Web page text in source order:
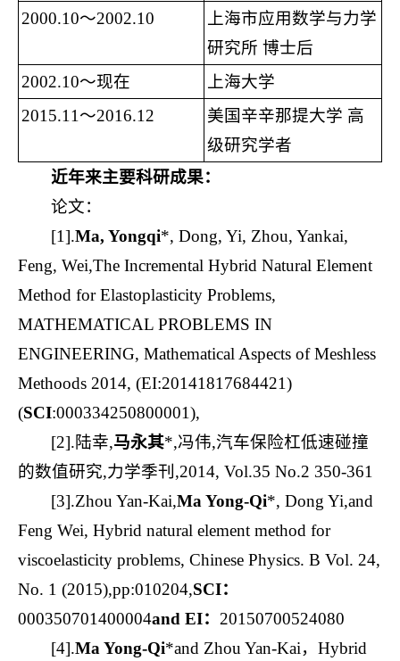
2000.10～2002.10
上海市应用数学与力学
研究所 博士后
2002.10～现在
上海大学
2015.11～2016.12
美国辛辛那提大学 高
级研究学者
近年来主要科研成果：
论文：
[1].Ma, Yongqi*, Dong, Yi, Zhou, Yankai,
Feng, Wei,The Incremental Hybrid Natural Element
Method for Elastoplasticity Problems,
MATHEMATICAL PROBLEMS IN
ENGINEERING, Mathematical Aspects of Meshless
Methoods 2014, (EI:20141817684421)
(SCI:000334250800001),
[2].陆幸,马永其*,冯伟,汽车保险杠低速碰撞
的数值研究,力学季刊,2014, Vol.35 No.2 350-361
[3].Zhou Yan-Kai,Ma Yong-Qi*, Dong Yi,and
Feng Wei, Hybrid natural element method for
viscoelasticity problems, Chinese Physics. B Vol. 24,
No. 1 (2015),pp:010204,SCI：
000350701400004and EI： 20150700524080
[4].Ma Yong-Qi*and Zhou Yan-Kai，Hybrid